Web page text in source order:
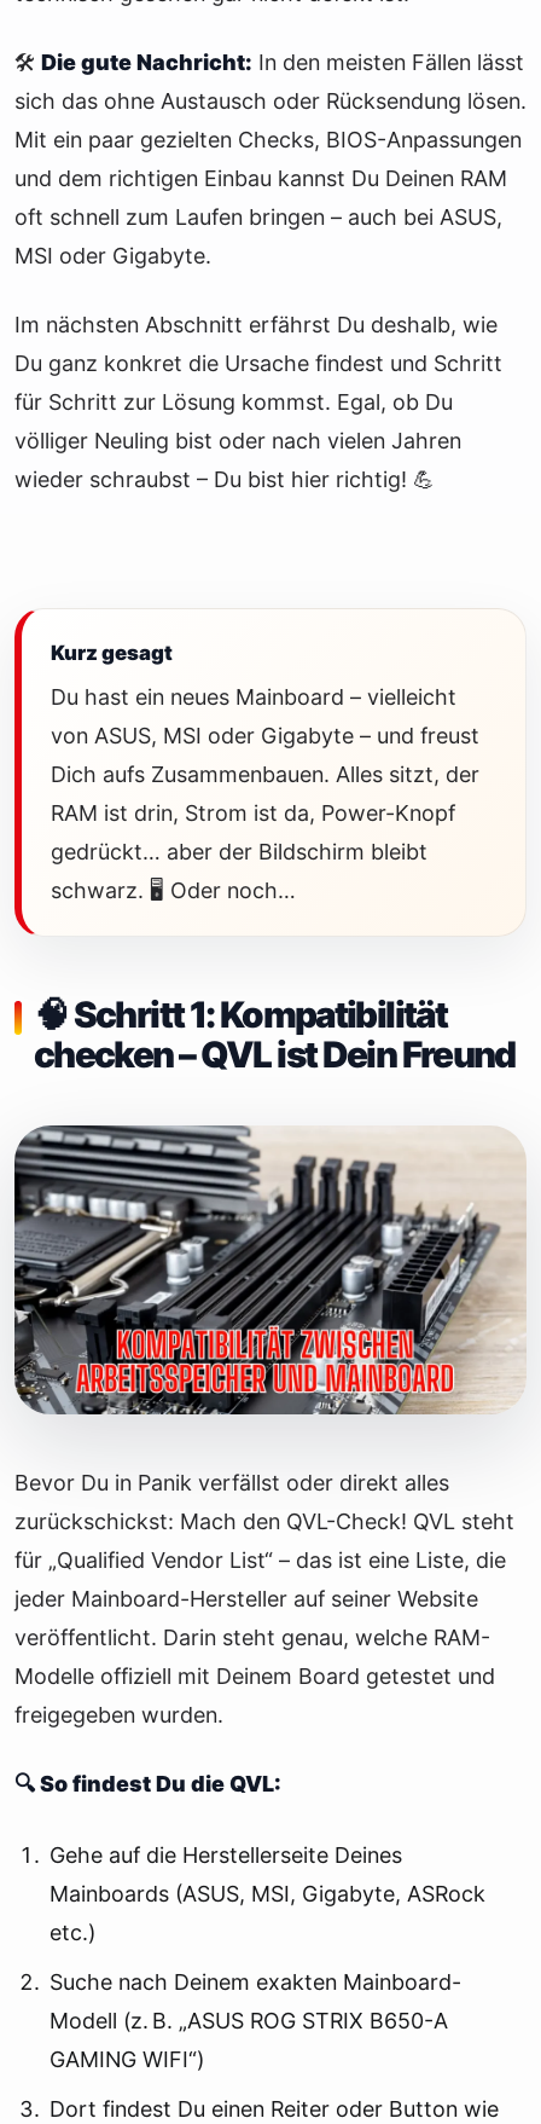
🛠️ Die gute Nachricht: In den meisten Fällen lässt
sich das ohne Austausch oder Rücksendung lösen.
Mit ein paar gezielten Checks, BIOS-Anpassungen
und dem richtigen Einbau kannst Du Deinen RAM
oft schnell zum Laufen bringen – auch bei ASUS,
MSI oder Gigabyte.
Im nächsten Abschnitt erfährst Du deshalb, wie
Du ganz konkret die Ursache findest und Schritt
für Schritt zur Lösung kommst. Egal, ob Du
völliger Neuling bist oder nach vielen Jahren
wieder schraubst – Du bist hier richtig! 💪
Kurz gesagt
Du hast ein neues Mainboard – vielleicht
von ASUS, MSI oder Gigabyte – und freust
Dich aufs Zusammenbauen. Alles sitzt, der
RAM ist drin, Strom ist da, Power-Knopf
gedrückt… aber der Bildschirm bleibt
schwarz. 🖥️ Oder noch…
🧠 Schritt 1: Kompatibilität
checken – QVL ist Dein Freund
Bevor Du in Panik verfällst oder direkt alles
zurückschickst: Mach den QVL-Check! QVL steht
für „Qualified Vendor List“ – das ist eine Liste, die
jeder Mainboard-Hersteller auf seiner Website
veröffentlicht. Darin steht genau, welche RAM-
Modelle offiziell mit Deinem Board getestet und
freigegeben wurden.
🔍 So findest Du die QVL:
Gehe auf die Herstellerseite Deines
Mainboards (ASUS, MSI, Gigabyte, ASRock
etc.)
Suche nach Deinem exakten Mainboard-
Modell (z. B. „ASUS ROG STRIX B650-A
GAMING WIFI“)
Dort findest Du einen Reiter oder Button wie